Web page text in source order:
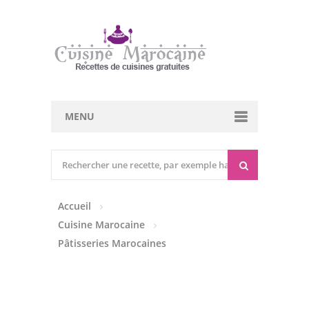
MENU
Entrées Froides
Tajines
Accueil
Cuisine Marocaine
Pâtisseries Marocaines